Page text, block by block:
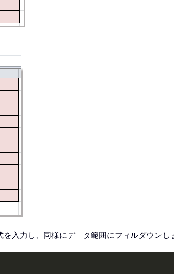
入力し、同様にデータ範囲にフィルダウンし